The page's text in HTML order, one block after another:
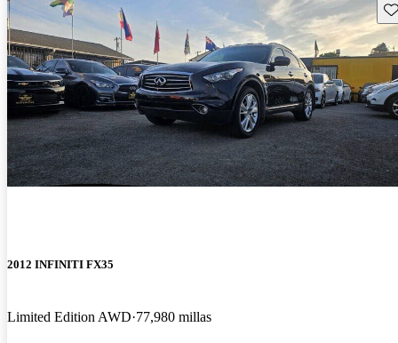
2012 INFINITI FX35
Limited Edition AWD 77,980 millas